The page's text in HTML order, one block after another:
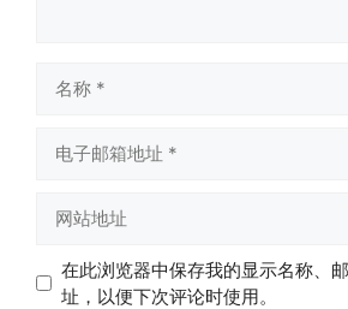
址
址
在此浏览器中保存我的显示名称、
址，以便下次评论时使用。